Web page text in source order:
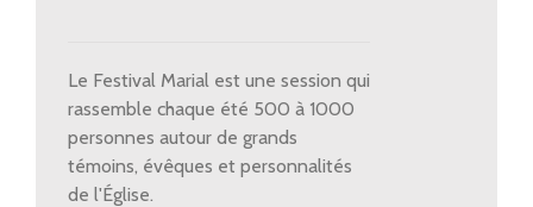
2019
quantity
Le Festival Marial est une session qui
rassemble chaque été 500 à 1000
personnes autour de grands
témoins, évêques et personnalités
de l'Église.